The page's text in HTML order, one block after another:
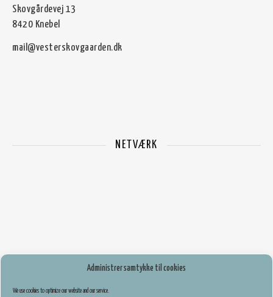
Administrer samtykke til cookies
We use cookies to optimize our website and our service.
Skovgårdevej 13
8420 Knebel
mail@vesterskovgaarden.dk
NETVÆRK